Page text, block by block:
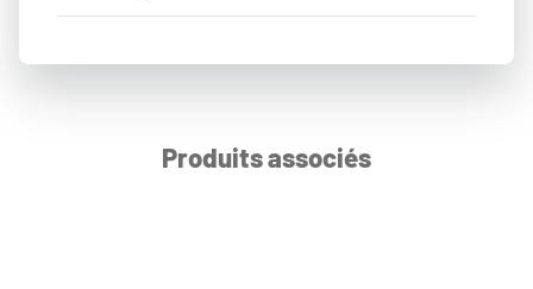
Produits associés